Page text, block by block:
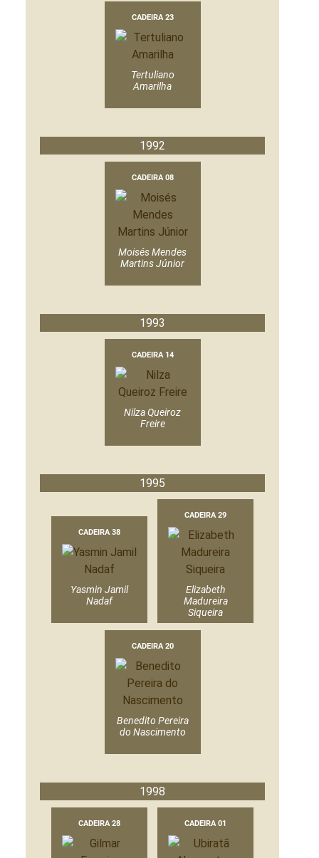
CADEIRA 23
Tertuliano
Amarilha
1992
CADEIRA 08
Moisés Mendes
Martins Júnior
1993
CADEIRA 14
Nilza Queiroz
Freire
1995
CADEIRA 38
Yasmin Jamil
Nadaf
CADEIRA 29
Elizabeth
Madureira
Siqueira
CADEIRA 20
Benedito Pereira
do Nascimento
1998
CADEIRA 28 CADEIRA 01